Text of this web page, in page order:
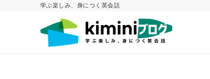
学ぶ楽しみ、身につく英会話